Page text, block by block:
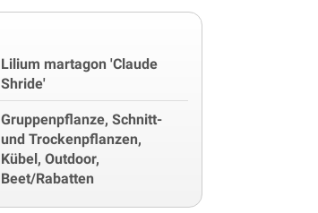
Lilium martagon 'Claude
Shride'
Gruppenpflanze, Schnitt-
und Trockenpflanzen,
Kübel, Outdoor,
Beet/Rabatten